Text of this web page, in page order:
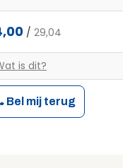
/ 29,04
is dit?
Bel mij terug